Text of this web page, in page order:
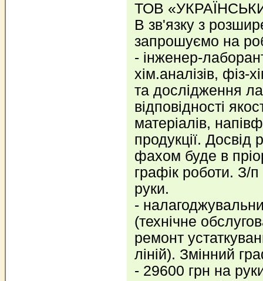
ТОВ
В зв'язку з
запрошуємо на
- інженер-
хім.аналізів, фіз-
та дослідження
відповідності
матеріалів,
продукції. Досвід
фахом буде в
графік роботи. З/
руки.
-
(технічне
ремонт
ліній). Змінний
- 29600 грн на